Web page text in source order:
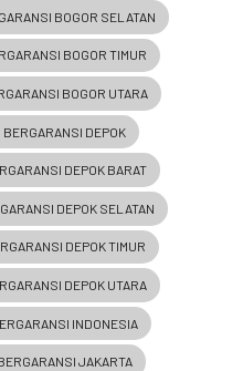
BOGOR SELATAN
BOGOR TIMUR
BOGOR UTARA
DEPOK
DEPOK BARAT
DEPOK SELATAN
DEPOK TIMUR
DEPOK UTARA
INDONESIA
JAKARTA